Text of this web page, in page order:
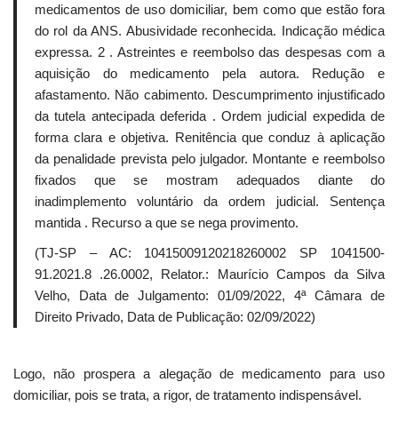
medicamentos de uso domiciliar, bem como que estão fora
do rol da ANS. Abusividade reconhecida. Indicação médica
expressa. 2 . Astreintes e reembolso das despesas com a
aquisição do medicamento pela autora. Redução e
afastamento. Não cabimento. Descumprimento injustificado
da tutela antecipada deferida . Ordem judicial expedida de
forma clara e objetiva. Renitência que conduz à aplicação
da penalidade prevista pelo julgador. Montante e reembolso
fixados que se mostram adequados diante do
inadimplemento voluntário da ordem judicial. Sentença
mantida . Recurso a que se nega provimento.
(TJ-SP – AC: 10415009120218260002 SP 1041500-
91.2021.8 .26.0002, Relator.: Maurício Campos da Silva
Velho, Data de Julgamento: 01/09/2022, 4ª Câmara de
Direito Privado, Data de Publicação: 02/09/2022)
Logo, não prospera a alegação de medicamento para uso
domiciliar, pois se trata, a rigor, de tratamento indispensável.